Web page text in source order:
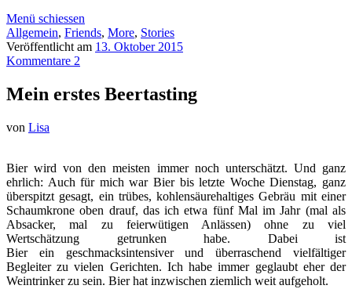
Menü schiessen
Allgemein, Friends, More, Stories
Veröffentlicht am 13. Oktober 2015
Kommentare 2
Mein erstes Beertasting
von Lisa
Bier wird von den meisten immer noch unterschätzt. Und ganz
ehrlich: Auch für mich war Bier bis letzte Woche Dienstag, ganz
überspitzt gesagt, ein trübes, kohlensäurehaltiges Gebräu mit einer
Schaumkrone oben drauf, das ich etwa fünf Mal im Jahr (mal als
Absacker, mal zu feierwütigen Anlässen) ohne zu viel
Wertschätzung getrunken habe. Dabei ist
Bier ein geschmacksintensiver und überraschend vielfältiger
Begleiter zu vielen Gerichten. Ich habe immer geglaubt eher der
Weintrinker zu sein. Bier hat inzwischen ziemlich weit aufgeholt.